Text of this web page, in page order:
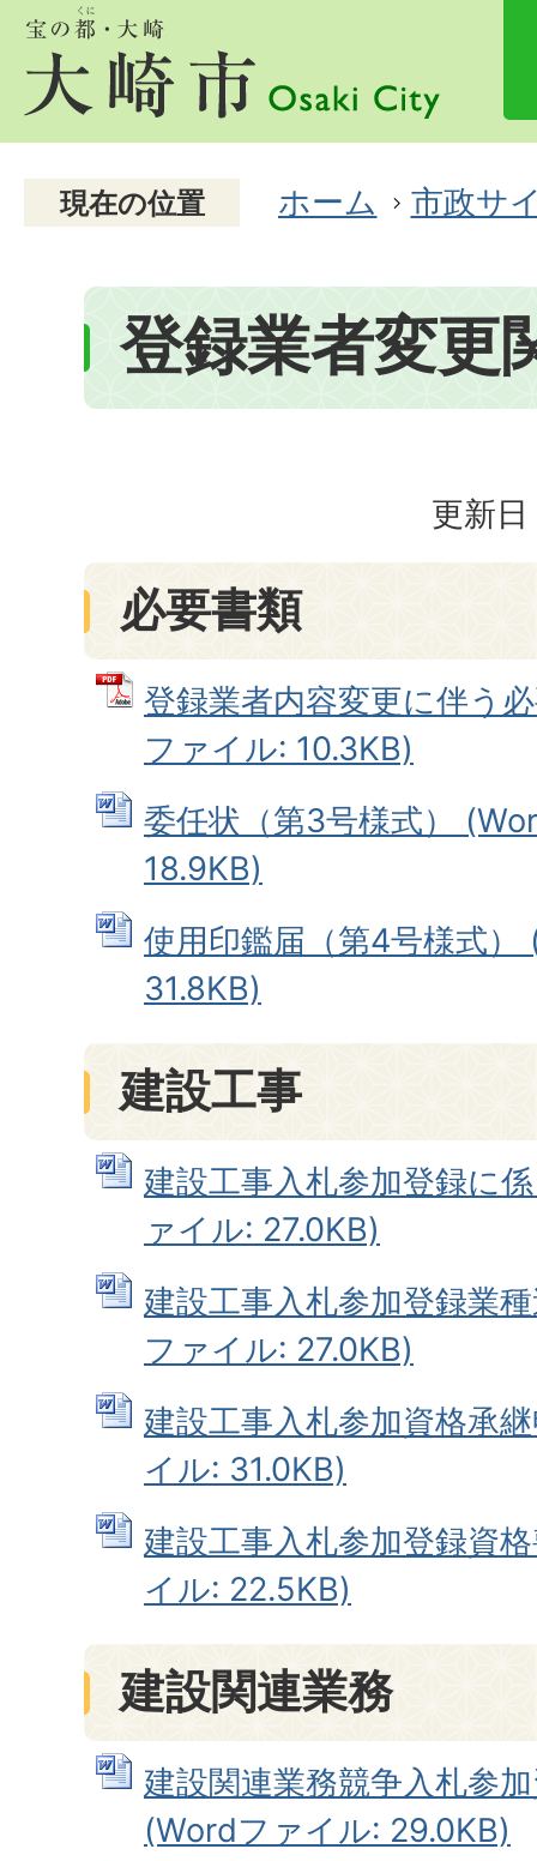
現在の位置 ホーム 市政サ
登録業者変更
更新
必要書類
登録業者内容変更に伴う
ファイル: 10.3KB)
委任状（第3号様式）
18.9KB)
使用印鑑届（第4号様式
31.8KB)
建設工事
建設工事入札参加登録に
ァイル: 27.0KB)
建設工事入札参加登録業
ファイル: 27.0KB)
建設工事入札参加資格承
イル: 31.0KB)
建設工事入札参加登録資
イル: 22.5KB)
建設関連業務
建設関連業務競争入札参
(Wordファイル: 29.0KB)